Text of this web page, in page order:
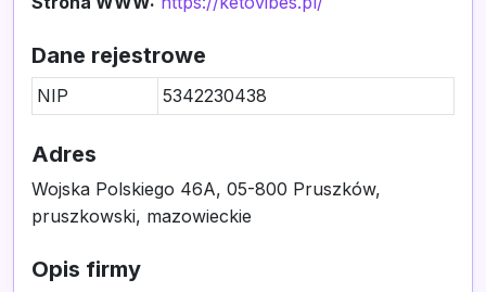
Dane rejestrowe
NIP 5342230438
Adres
Wojska Polskiego 46A, 05-800 Pruszków,
pruszkowski, mazowieckie
Opis firmy